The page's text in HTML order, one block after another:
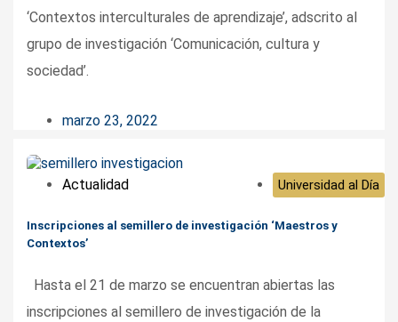
‘Contextos interculturales de aprendizaje’, adscrito al
grupo de investigación ‘Comunicación, cultura y
sociedad’.
marzo 23, 2022
Actualidad Universidad al Día
Inscripciones al semillero de investigación ‘Maestros y
Contextos’
Hasta el 21 de marzo se encuentran abiertas las
inscripciones al semillero de investigación de la